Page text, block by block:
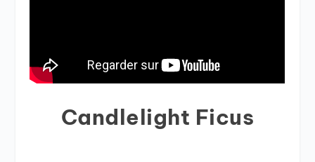
Candlelight Ficus